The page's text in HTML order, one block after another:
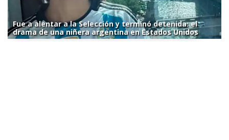
Fue a alentar a la Selección y terminó detenida: el
drama de una niñera argentina en Estados Unidos